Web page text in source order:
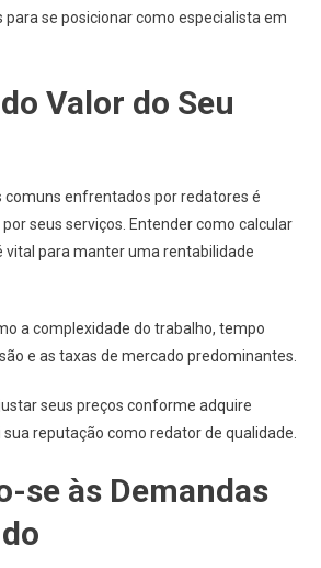
para se posicionar como especialista em
Valor do Seu
comuns enfrentados por redatores é
seus serviços. Entender como calcular
vital para manter uma rentabilidade
a complexidade do trabalho, tempo
e as taxas de mercado predominantes.
seus preços conforme adquire
reputação como redator de qualidade.
se às Demandas